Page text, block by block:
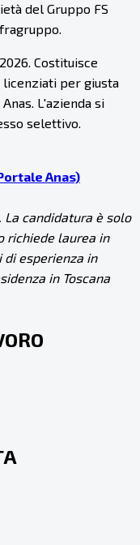
del Gruppo FS
Costituisce
per giusta
L'azienda si
selettivo.
Anas)
La candidatura è solo
richiede laurea in
di esperienza in
in Toscana